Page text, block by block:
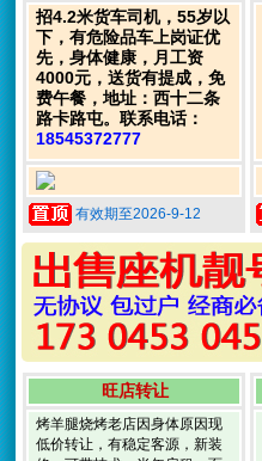
招4.2米货车司机，55岁以
下，有危险品车上岗证优
先，身体健康，月工资
4000元，送货有提成，免
费午餐，地址：西十二条
路卡路屯。联系电话：
18545372777
有效期至2026-9-12
旺店转让
烤羊腿烧烤老店因身体原因现
低价转让，有稳定客源，新装